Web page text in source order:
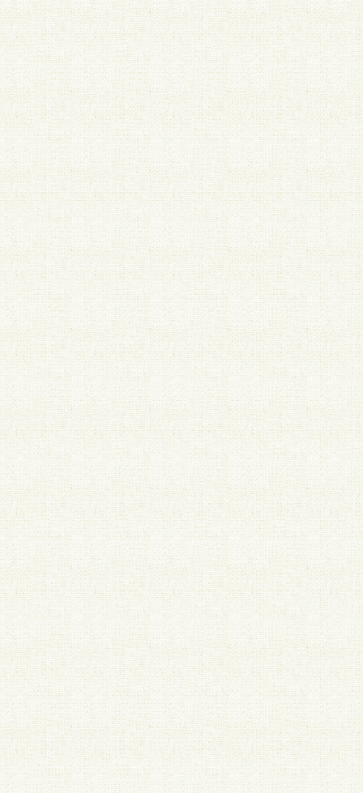
2016/11/16
※洗濯ネームに
示」が変わり
が変更され
http://
2015/11/17
生地 綿平の21
代替え生地、
た。
2012/09/25
織ネームにつ
今迄に作成し
る場合があり